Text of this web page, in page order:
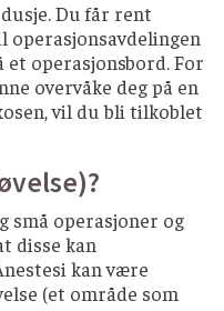
Du får rent
operasjonsavdelingen
et operasjonsbord. For
overvåke deg på en
vil du bli tilkoblet
små operasjoner og
disse kan
kan være
(et område som